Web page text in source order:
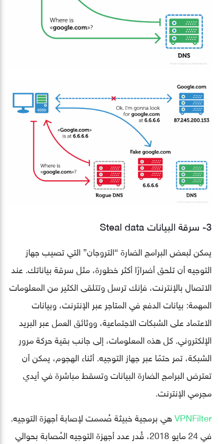
3- سرقة البيانات Steal data
يمكن لبعض البرامج الضارة “التروجان” التي تصيب جهاز
التوجيه أن تلحق أضرارًا أكثر خطورة، مثل سرقة بياناتك. عند
الاتصال بالإنترنت، فإنك ترسل وتتلقى الكثير من المعلومات
المهمة: بيانات الدفع في المتاجر عبر الإنترنت، وبيانات
الاعتماد على الشبكات الاجتماعية، ووثائق العمل عبر البريد
الإلكتروني. كل هذه المعلومات، إلى جانب بقية حركة مرور
الشبكة، تمر حتمًا عبر جهاز التوجيه. أثناء الهجوم، يمكن أن
تعترض البرامج الضارة البيانات وتسقط مباشرة في أيدي
مجرمي الإنترنت.
VPNFilterهي برمجية خبيثة صُممت لإصابة أجهزة التوجيه.
في 24 مايو 2018، قُدر عدد أجهزة التوجيه المُصابة بحوالي